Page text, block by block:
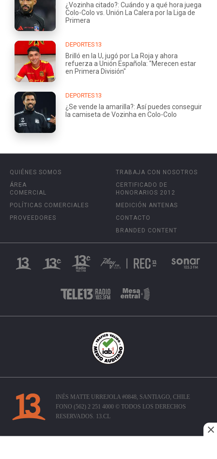
¿Vozinha citado?: Cuándo y a qué hora juega
Colo-Colo vs. Unión La Calera por la Liga de
Primera
DEPORTES13
Brilló en la U, jugó por La Roja y ahora
refuerza a Unión Española: "Merecen estar
en Primera División"
DEPORTES13
¿Se vende la amarilla?: Así puedes conseguir
la camiseta de Vozinha en Colo-Colo
QUIÉNES SOMOS
ÁREA
COMERCIAL
POLÍTICAS COMERCIALES
PROVEEDORES
TRABAJA CON NOSOTROS
CERTIFICADO DE
HONORARIOS 2012
MEDICIÓN ANTENAS
CONTACTO
BRANDED CONTENT
INÉS MATTE URREJOLA #0848, SANTIAGO, CHILE
FONO (562) 2 251 4000 © TODOS LOS DERECHOS
RESERVADOS. 13.CL